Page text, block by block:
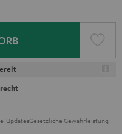
UpdatesGesetzliche Gewährleistung